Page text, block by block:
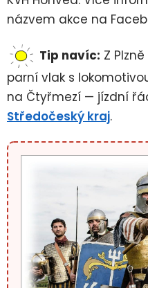
názvem akce na
Tip navíc: Z
parní vlak s
na Čtyřmezí — jízdní
Středočeský kraj.